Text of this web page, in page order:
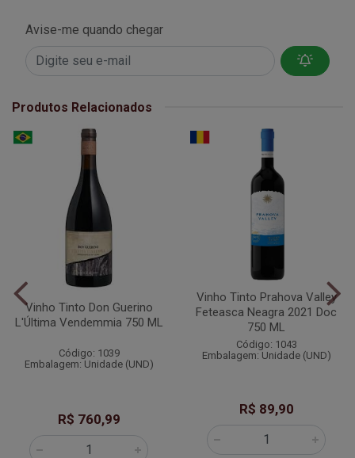
Avise-me quando chegar
Produtos Relacionados
Vinho Tinto Don Guerino
L'Última Vendemmia 750 ML
Código: 1039
Embalagem: Unidade (UND)
R$ 760,99
Vinho Tinto Prahova Valley
Feteasca Neagra 2021 Doc
750 ML
Código: 1043
Embalagem: Unidade (UND)
R$ 89,90